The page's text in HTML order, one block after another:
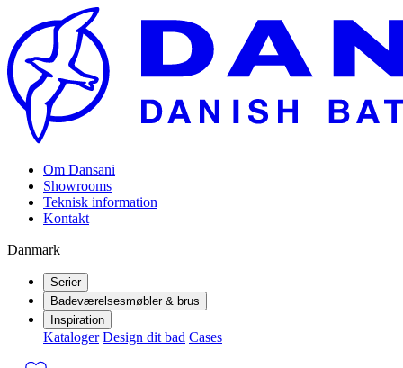
Om Dansani
Showrooms
Teknisk information
Kontakt
Danmark
Serier
Badeværelsesmøbler & brus
Inspiration
Kataloger Design dit bad Cases